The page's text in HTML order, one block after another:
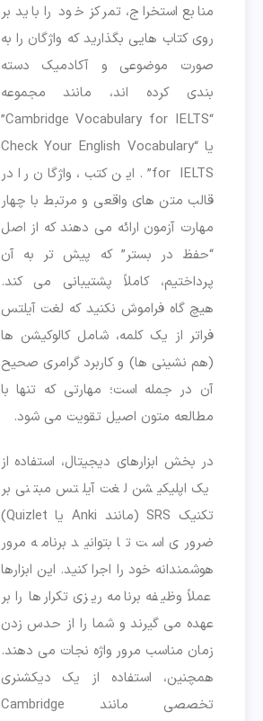
منابع استخراج، تمرکز خود را باید بر
روی کتاب هایی بگذارید که واژگان را به
صورت موضوعی و آکادمیک دسته
بندی کرده اند، مانند مجموعه
“Cambridge Vocabulary for IELTS”
یا “Check Your English Vocabulary
for IELTS”. این کتب، واژگان را در
قالب متن های واقعی و مرتبط با چهار
مهارت آزمون ارائه می دهند که از اصل
“حفظ در بستر” که پیش تر به آن
پرداختیم، کاملاً پشتیبانی می کند.
هیچ گاه فراموش نکنید که لغت آیلتس
فراتر از یک کلمه، شامل کالوکیشن ها
(هم نشینی ها) و کاربرد گرامری صحیح
آن در جمله است؛ مهارتی که تنها با
مطالعه متون اصیل تقویت می شود.
در بخش ابزارهای دیجیتال، استفاده از
یک اپلیکیشن لغت آیلتس مبتنی بر
تکنیک SRS (مانند Anki یا Quizlet)
ضروری است تا بتوانید برنامه مرور
هوشمندانه خود را اجرا کنید. این ابزارها
عملاً وظیفه برنامه ریزی تکرارها را بر
عهده می گیرند و شما را از حدس زدن
زمان مناسب مرور واژه نجات می دهند.
همچنین، استفاده از یک دیکشنری
تخصصی مانند Cambridge